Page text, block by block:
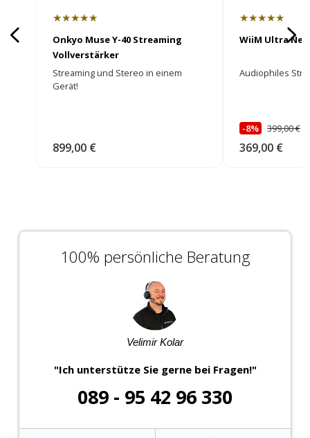
★★★★★
Onkyo Muse Y-40 Streaming
Vollverstärker
Streaming und Stereo in einem
Gerät!
899,00 €
★★★★★
WiiM Ultra
Audiophiles
-8% 399,00 €
369,00 €
100% persönliche Beratung
Velimir Kolar
"Ich unterstütze Sie gerne bei Fragen!"
089 - 95 42 96 330